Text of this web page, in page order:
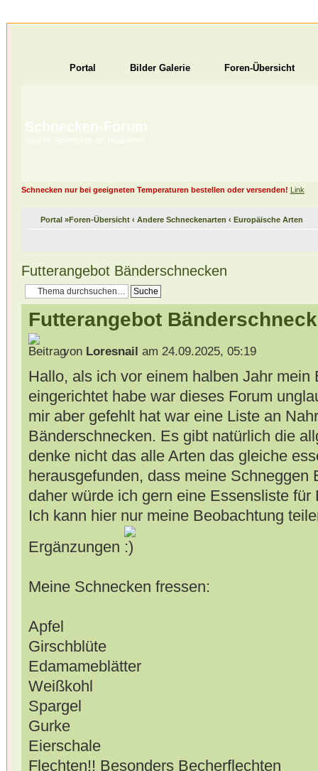
Portal Bilder Galerie Foren-Übersicht
Schnecken-Forum
Habt ihr Schnecken als Haustiere?
Schnecken nur bei geeigneten Temperaturen bestellen oder versenden! Link
Portal»Foren-Übersicht ‹ Andere Schneckenarten ‹ Europäische Arten
Futterangebot Bänderschnecken
Futterangebot
von Loresnail am 24.09.2025, 05:19
Hallo, als ich vor einem halben Jahr mein
eingerichtet habe war dieses Forum
mir aber gefehlt hat war eine Liste an
Bänderschnecken. Es gibt natürlich die
denke nicht das alle Arten das gleiche
herausgefunden, dass meine Schneggen
daher würde ich gern eine Essensliste
Ich kann hier nur meine Beobachtung
Ergänzungen
Meine Schnecken fressen:
Apfel
Girschblüte
Edamameblätter
Weißkohl
Spargel
Gurke
Eierschale
Flechten!! Besonders Becherflechten